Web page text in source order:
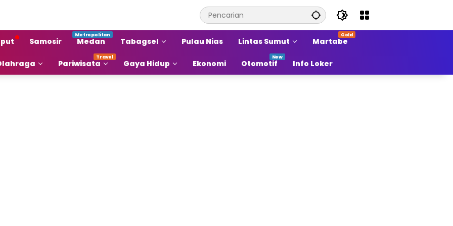
Samosir Medan Tabagsel Pulau Nias Lintas Sumut Martabe
Pariwisata Gaya Hidup Ekonomi Otomotif Info Loker